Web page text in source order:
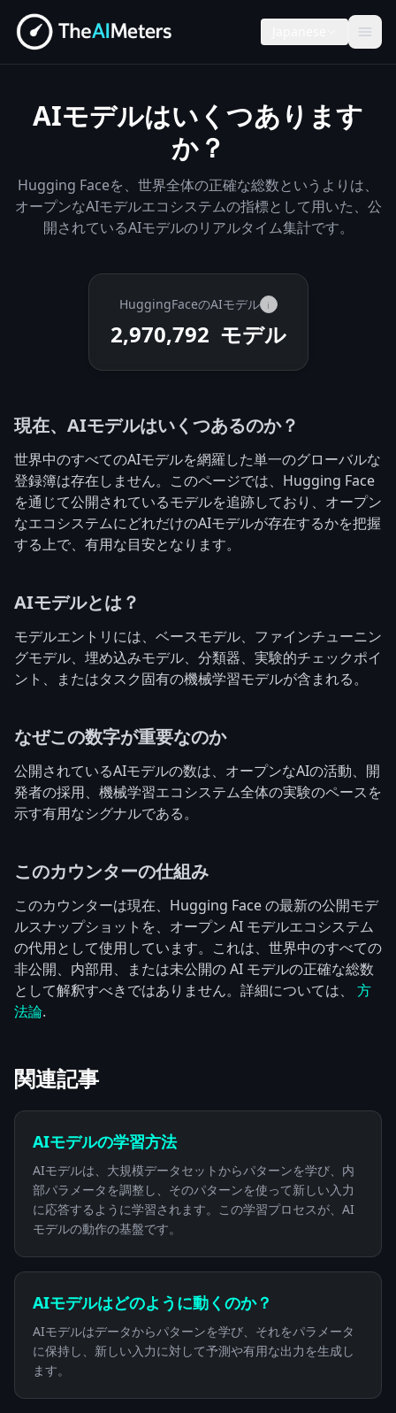
AIモデルはいくつあります
か？
Hugging Faceを、世界全体の正確な総数というよりは、
オープンなAIモデルエコシステムの指標として用いた、公
開されているAIモデルのリアルタイム集計です。
HuggingFaceのAIモデル i
2,970,792 モデル
現在、AIモデルはいくつあるのか？
世界中のすべてのAIモデルを網羅した単一のグローバルな
登録簿は存在しません。このページでは、Hugging Face
を通じて公開されているモデルを追跡しており、オープン
なエコシステムにどれだけのAIモデルが存在するかを把握
する上で、有用な目安となります。
AIモデルとは？
モデルエントリには、ベースモデル、ファインチューニン
グモデル、埋め込みモデル、分類器、実験的チェックポイ
ント、またはタスク固有の機械学習モデルが含まれる。
なぜこの数字が重要なのか
公開されているAIモデルの数は、オープンなAIの活動、開
発者の採用、機械学習エコシステム全体の実験のペースを
示す有用なシグナルである。
このカウンターの仕組み
このカウンターは現在、Hugging Face の最新の公開モデ
ルスナップショットを、オープン AI モデルエコシステム
の代用として使用しています。これは、世界中のすべての
非公開、内部用、または未公開の AI モデルの正確な総数
として解釈すべきではありません。詳細については、 方
法論.
関連記事
AIモデルの学習方法
AIモデルは、大規模データセットからパターンを学び、内
部パラメータを調整し、そのパターンを使って新しい入力
に応答するように学習されます。この学習プロセスが、AI
モデルの動作の基盤です。
AIモデルはどのように動くのか？
AIモデルはデータからパターンを学び、それをパラメータ
に保持し、新しい入力に対して予測や有用な出力を生成し
ます。